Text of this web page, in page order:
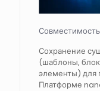
Сохранение
(шаблоны,
элементы) для
Платформе